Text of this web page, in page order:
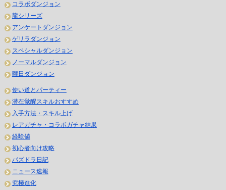
コラボダンジョン
龍シリーズ
アンケートダンジョン
ゲリラダンジョン
スペシャルダンジョン
ノーマルダンジョン
曜日ダンジョン
使い道とパーティー
潜在覚醒スキルおすすめ
入手方法・スキル上げ
レアガチャ・コラボガチャ結果
経験値
初心者向け攻略
パズドラ日記
ニュース速報
究極進化